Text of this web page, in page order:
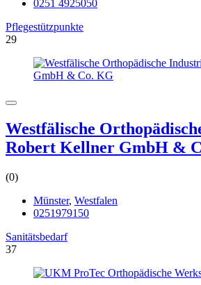
0251 4925050
Pflegestützpunkte
29
Westfälische
Robert Kellner GmbH &
(0)
Münster, Westfalen
0251979150
Sanitätsbedarf
37